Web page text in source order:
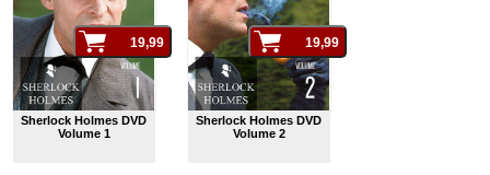
Sherlock Holmes DVD
Volume 1
Sherlock Holmes DVD
Volume 2